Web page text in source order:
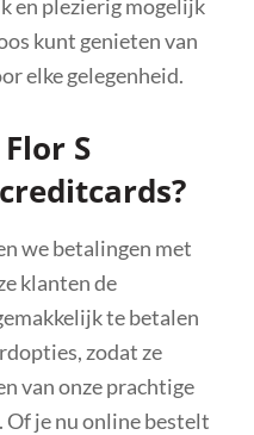
en plezierig mogelijk
kunt genieten van
elke gelegenheid.
S
we betalingen met
klanten de
te betalen
zodat ze
van onze prachtige
Of je nu online bestelt